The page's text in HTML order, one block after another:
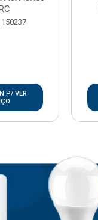
P/ VER